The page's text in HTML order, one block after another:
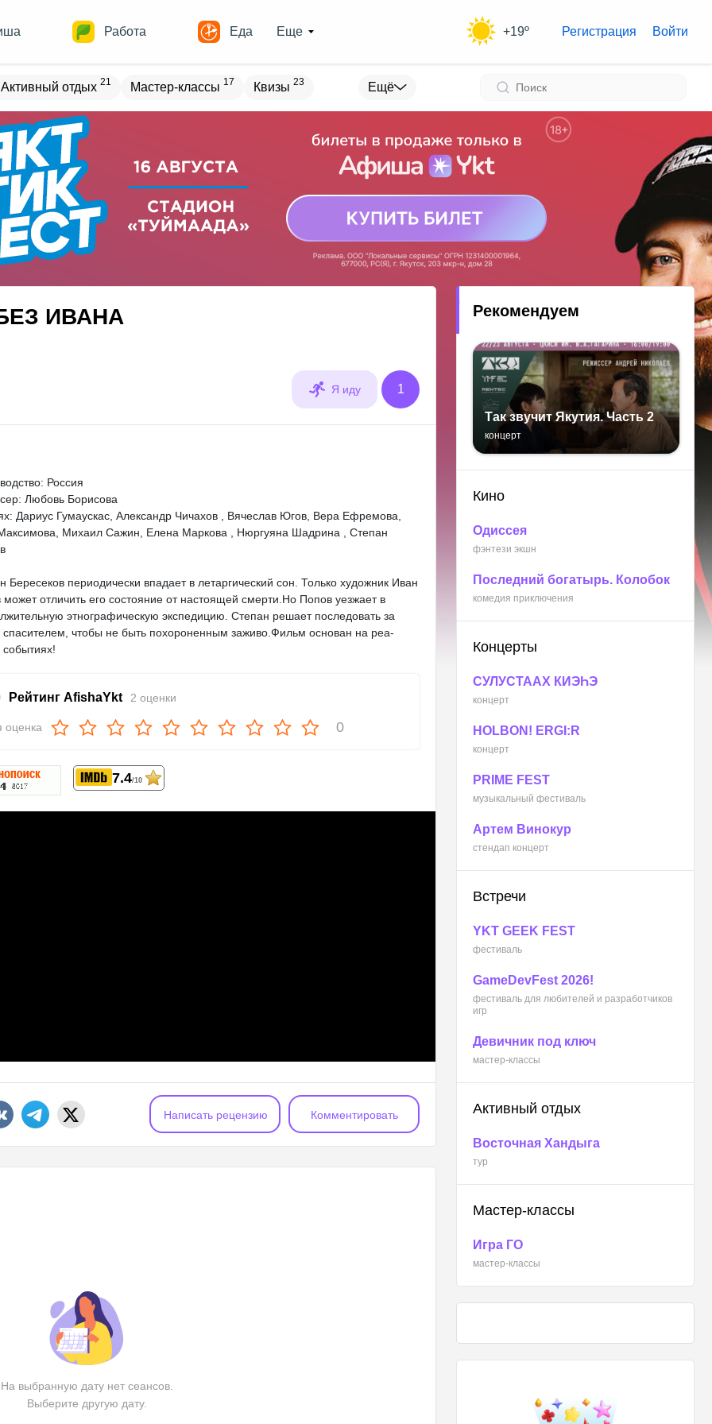
Работа Еда
Места
Еще +19º Регистрация Войти
Активный отдых 21 Мастер-классы 17 Квизы 23
Спорт Выставки Театры
Квесты 8 Зарубежное
Ещё
ИВАНА
Я иду 1
Россия
Любовь Борисова
Дариус Гумаускас, Александр Чичахов , Вячеслав Югов, Вера Ефремова,
Михаил Сажин, Елена Маркова , Нюргуяна Шадрина , Степан
Бересеков пер­иодически впадает в летаргический сон. Только художник Иван
отличить его состояние от на­стоящей смерти.Но Попов уезжает в
этног­рафическую экспедици­ю. Степан решает пос­ледовать за
сп­асителем, чтобы не быть похороненным заж­иво.Фильм основан на реа­
Рейтинг AfishaYkt 2 оценки
оценка 0
7.4/10
Написать рецензию Комментировать
На выбранную дату нет сеансов.
Выберите другую дату.
Рекомендуем
концерт
Так звучит Якутия. Часть 2
Кино
Одиссея
фэнтези экшн
Последний богатырь. Колобок
комедия приключения
Концерты
СУЛУСТААХ КИЭҺЭ
концерт
HOLBON! ERGI:R
концерт
PRIME FEST
музыкальный фестиваль
Артем Винокур
стендап концерт
Встречи
YKT GEEK FEST
фестиваль
GameDevFest 2026!
фестиваль для любителей и разработчиков
игр
Девичник под ключ
мастер-классы
Активный отдых
Восточная Хандыга
тур
Мастер-классы
Игра ГО
мастер-классы